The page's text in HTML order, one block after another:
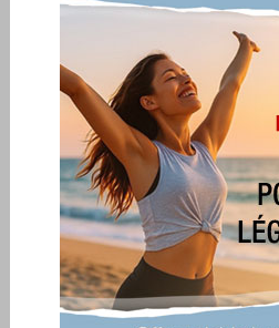
3 Suiv.
je suis en arrêt
publié le 03/03/2008 à 20:22
et en boulimie depuis des jours ! je bois des
au lieu de faire des repas corrects.
depuis NÔel, ça n'allait plus, je m'étiolais de
d'arrêt et des anti-dépresseurs.
je sais que je ne remplis pas mon blog, que je
moi mais vous savez, mon frère est mort de
estafette avant Nöel, dans une autre région